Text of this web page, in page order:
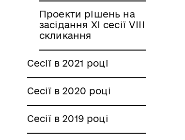
Проекти рішень на
засідання XI сесії VIII
скликання
Сесії в 2021 році
Сесії в 2020 році
Сесії в 2019 році